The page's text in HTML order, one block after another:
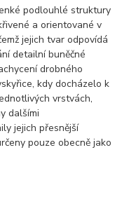
podlouhlé struktury
a orientované v
jejich tvar odpovídá
detailní buněčné
drobného
kdy docházelo k
vrstvách,
dalšími
jejich přesnější
pouze obecně jako